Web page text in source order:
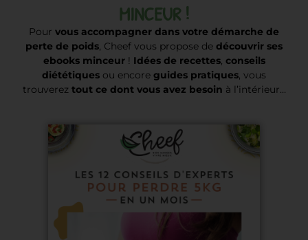
MINCEUR !
Pour vous accompagner dans votre démarche de
perte de poids, Cheef vous propose de découvrir ses
ebooks minceur! Idées de recettes, conseils
diététiques ou encore guides pratiques, vous
trouverez tout ce dont vous avez besoin à l’intérieur…